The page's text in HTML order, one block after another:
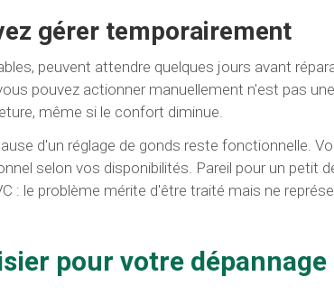
gérer temporairement
peuvent attendre quelques jours avant
pouvez actionner manuellement n'est pas
même si le confort diminue.
d'un réglage de gonds reste fonctionnelle.
selon vos disponibilités. Pareil pour un petit
: le problème mérite d'être traité mais ne
pour votre dépannage